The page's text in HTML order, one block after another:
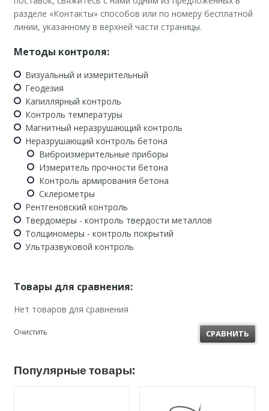
разделе «Контакты» способов или по номеру бесплатной
линии, указанному в верхней части страницы.
Методы контроля:
Визуальный и измерительный
Геодезия
Капиллярный контроль
Контроль температуры
Магнитный неразрушающий контроль
Неразрушающий контроль бетона
Виброизмерительные приборы
Измеритель прочности бетона
Контроль армирования бетона
Склерометры
Рентгеновский контроль
Твердомеры - контроль твердости металлов
Толщиномеры - контроль покрытий
Ультразвуковой контроль
Товары для сравнения:
Нет товаров для сравнения
Очистить СРАВНИТЬ
Популярные товары: